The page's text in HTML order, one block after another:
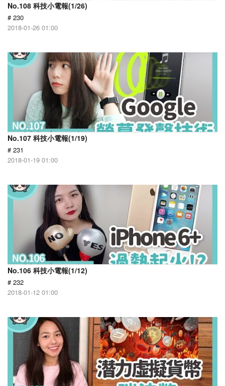
No.108 科技小電報(1/26)
# 230
2018-01-26 01:00
No.107 科技小電報(1/19)
# 231
2018-01-19 01:00
No.106 科技小電報(1/12)
# 232
2018-01-12 01:00